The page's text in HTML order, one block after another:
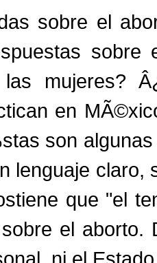
sobre el
sobre
mujeres?
en
son
lenguaje claro,
que "el
el aborto.